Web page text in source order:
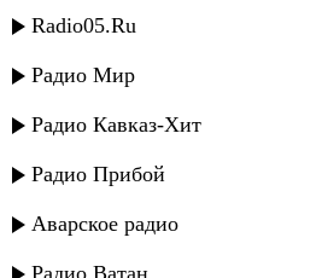
Radio05.Ru
Радио Мир
Радио Кавказ-Хит
Радио Прибой
Аварское радио
Радио Ватан
Роза Максумова - Фатима
Фатима - Ягьариб